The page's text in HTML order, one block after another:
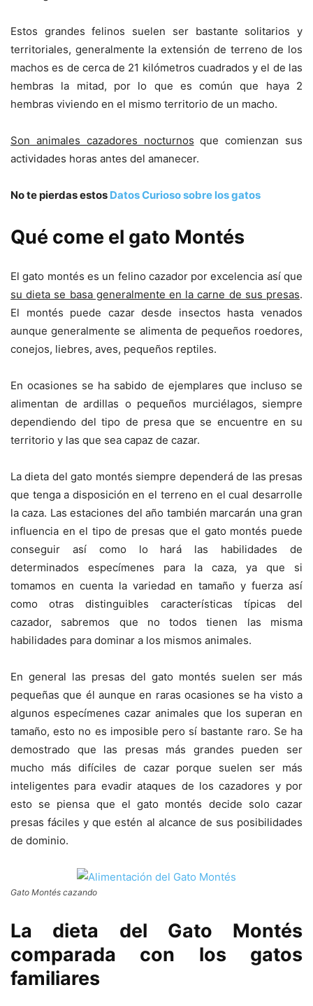
Estos grandes felinos suelen ser bastante solitarios y
territoriales, generalmente la extensión de terreno de los
machos es de cerca de 21 kilómetros cuadrados y el de las
hembras la mitad, por lo que es común que haya 2
hembras viviendo en el mismo territorio de un macho.
Son animales cazadores nocturnos que comienzan sus
actividades horas antes del amanecer.
No te pierdas estos Datos Curioso sobre los gatos
Qué come el gato Montés
El gato montés es un felino cazador por excelencia así que
su dieta se basa generalmente en la carne de sus presas.
El montés puede cazar desde insectos hasta venados
aunque generalmente se alimenta de pequeños roedores,
conejos, liebres, aves, pequeños reptiles.
En ocasiones se ha sabido de ejemplares que incluso se
alimentan de ardillas o pequeños murciélagos, siempre
dependiendo del tipo de presa que se encuentre en su
territorio y las que sea capaz de cazar.
La dieta del gato montés siempre dependerá de las presas
que tenga a disposición en el terreno en el cual desarrolle
la caza. Las estaciones del año también marcarán una gran
influencia en el tipo de presas que el gato montés puede
conseguir así como lo hará las habilidades de
determinados especímenes para la caza, ya que si
tomamos en cuenta la variedad en tamaño y fuerza así
como otras distinguibles características típicas del
cazador, sabremos que no todos tienen las misma
habilidades para dominar a los mismos animales.
En general las presas del gato montés suelen ser más
pequeñas que él aunque en raras ocasiones se ha visto a
algunos especímenes cazar animales que los superan en
tamaño, esto no es imposible pero sí bastante raro. Se ha
demostrado que las presas más grandes pueden ser
mucho más difíciles de cazar porque suelen ser más
inteligentes para evadir ataques de los cazadores y por
esto se piensa que el gato montés decide solo cazar
presas fáciles y que estén al alcance de sus posibilidades
de dominio.
Gato Montés cazando
La dieta del Gato Montés
comparada con los gatos
familiares